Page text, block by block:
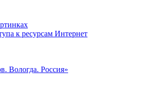
к ресурсам Интернет
Вологда. Россия»